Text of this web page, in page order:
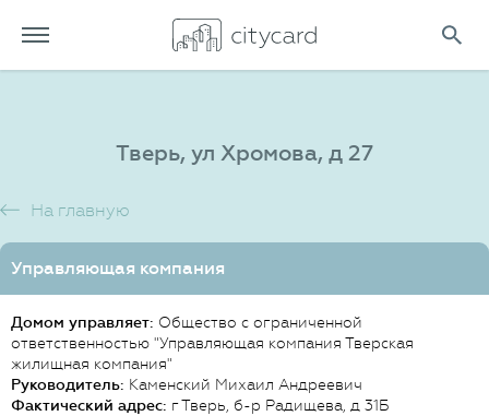
Тверь, ул Хромова, д 27
На главную
Управляющая компания
Домом управляет: Общество с ограниченной
ответственностью "Управляющая компания Тверская
жилищная компания"
Руководитель: Каменский Михаил Андреевич
Фактический адрес: г Тверь, б-р Радищева, д 31Б